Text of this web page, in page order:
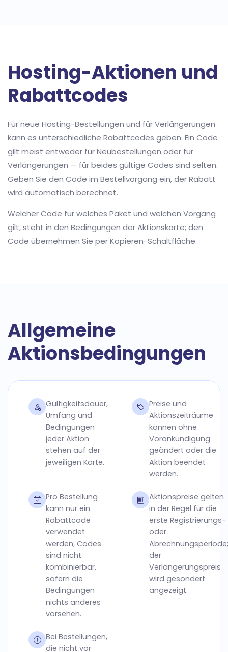
Hosting-Aktionen und
Rabattcodes
Für neue Hosting-Bestellungen und für Verlängerungen
kann es unterschiedliche Rabattcodes geben. Ein Code
gilt meist entweder für Neubestellungen oder für
Verlängerungen — für beides gültige Codes sind selten.
Geben Sie den Code im Bestellvorgang ein, der Rabatt
wird automatisch berechnet.
Welcher Code für welches Paket und welchen Vorgang
gilt, steht in den Bedingungen der Aktionskarte; den
Code übernehmen Sie per Kopieren-Schaltfläche.
Allgemeine
Aktionsbedingungen
Gültigkeitsdauer,
Umfang und
Bedingungen
jeder Aktion
stehen auf der
jeweiligen Karte.
Preise und
Aktionszeiträume
können ohne
Vorankündigung
geändert oder die
Aktion beendet
werden.
Pro Bestellung
kann nur ein
Rabattcode
verwendet
werden; Codes
sind nicht
kombinierbar,
sofern die
Bedingungen
nichts anderes
vorsehen.
Aktionspreise gelten
in der Regel für die
erste Registrierungs-
oder
Abrechnungsperiode;
der
Verlängerungspreis
wird gesondert
angezeigt.
Bei Bestellungen,
die nicht vor